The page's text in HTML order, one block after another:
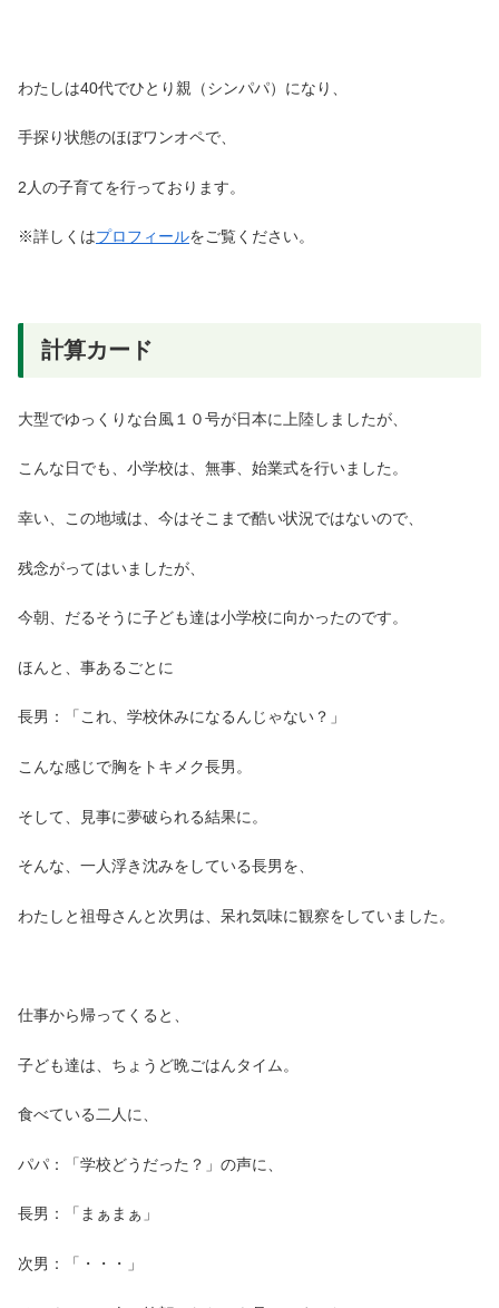
わたしは40代でひとり親（シンパパ）になり、
手探り状態のほぼワンオペで、
2人の子育てを行っております。
※詳しくはプロフィールをご覧ください。
計算カード
大型でゆっくりな台風１０号が日本に上陸しましたが、
こんな日でも、小学校は、無事、始業式を行いました。
幸い、この地域は、今はそこまで酷い状況ではないので、
残念がってはいましたが、
今朝、だるそうに子ども達は小学校に向かったのです。
ほんと、事あるごとに
長男：「これ、学校休みになるんじゃない？」
こんな感じで胸をトキメク長男。
そして、見事に夢破られる結果に。
そんな、一人浮き沈みをしている長男を、
わたしと祖母さんと次男は、呆れ気味に観察をしていました。
仕事から帰ってくると、
子ども達は、ちょうど晩ごはんタイム。
食べている二人に、
パパ：「学校どうだった？」の声に、
長男：「まぁまぁ」
次男：「・・・」